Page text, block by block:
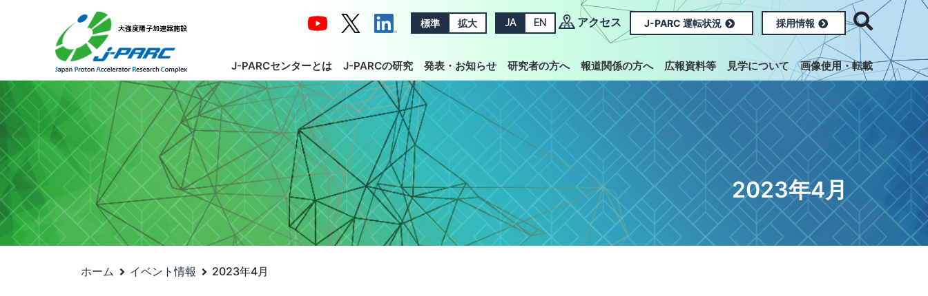
標準 拡大 JA EN アクセス J-PARC 運転状況 採用情報
J-PARCセンターとは J-PARCの研究 発表・お知らせ 研究者の方へ 報道関係の方へ 広報資料等 見学について 画像使用・転載
2023年4月
ホーム イベント情報 2023年4月